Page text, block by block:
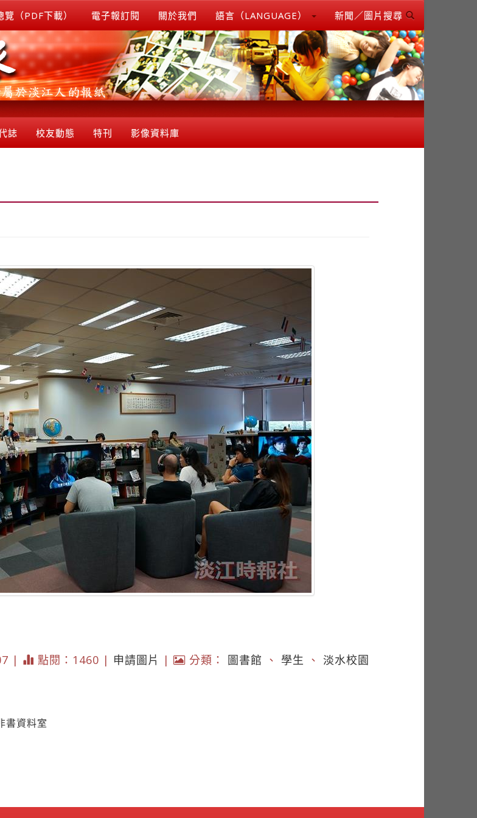
覽（PDF下載） 電子報訂閱 關於我們 語言（LANGUAGE） 新聞／圖片搜尋
誌 校友動態 特刊 影像資料庫
|
點閱：1460 | 申請圖片 | 分類： 圖書館 、 學生 、 淡水校園
書資料室